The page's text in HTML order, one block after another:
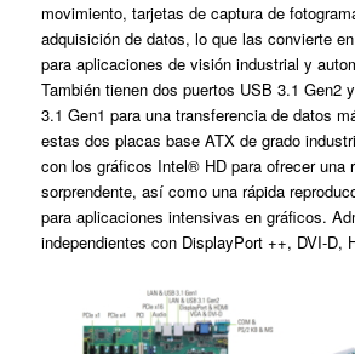
movimiento, tarjetas de captura de
adquisición de datos, lo que las convierte
para aplicaciones de visión industrial y
También tienen dos puertos USB 3.1 Gen2
3.1 Gen1 para una transferencia de datos
estas dos placas base ATX de grado
con los gráficos Intel® HD para ofrecer una
sorprendente, así como una rápida
para aplicaciones intensivas en gráficos.
independientes con DisplayPort ++, DVI-D,